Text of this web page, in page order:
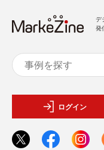
デ
発
ログイン